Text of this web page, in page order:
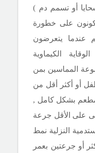
أو تسمم دم )
على خطورة
عندما يتعرضون
الكيماوية
المماسين بمن
أو أكثر أقل من
مطعم بشكل كامل ,
على الأقل جرعة
النزلية نمط
أكثر أو جرعتين بعمر